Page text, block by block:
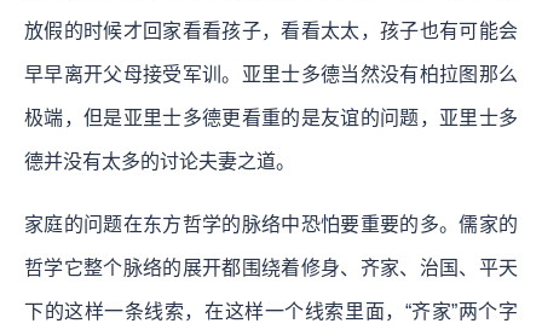
放假的时候才回家看看孩子，看看太太，孩子也有可能会
早早离开父母接受军训。亚里士多德当然没有柏拉图那么
极端，但是亚里士多德更看重的是友谊的问题，亚里士多
德并没有太多的讨论夫妻之道。
家庭的问题在东方哲学的脉络中恐怕要重要的多。儒家的
哲学它整个脉络的展开都围绕着修身、齐家、治国、平天
下的这样一条线索，在这样一个线索里面，“齐家”两个字